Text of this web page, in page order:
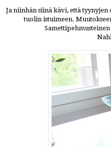
Ja niinhän siinä kävi, että
tuolin istuimeen.